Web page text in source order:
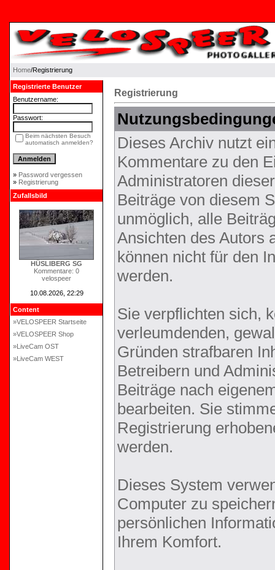
Home/Registrierung
Registrierte Benutzer
Benutzername:
Passwort:
Beim nächsten Besuch
automatisch anmelden?
» Password vergessen
» Registrierung
Zufallsbild
HÜSLIBERG SG
Kommentare: 0
velospeer
10.08.2026, 22:29
Content
»VELOSPEER Startseite
»VELOSPEER Shop
»LiveCam OST
»LiveCam WEST
Registrierung
Dieses Archiv nutzt
Kommentare zu den
Administratoren
Beiträge von diesem
unmöglich, alle
Ansichten des Autors
können nicht für den
werden.
Sie verpflichten sich,
verleumdenden,
Gründen strafbaren
Betreibern und
Beiträge nach
bearbeiten. Sie
Registrierung
werden.
Dieses System
Computer zu
persönlichen
Ihrem Komfort.